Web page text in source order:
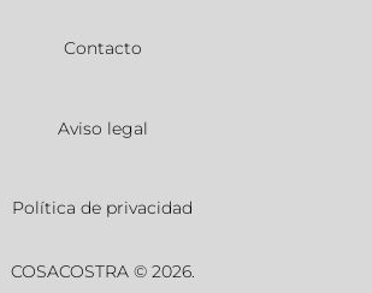
Contacto
Aviso legal
Política de privacidad
COSACOSTRA© 2026.